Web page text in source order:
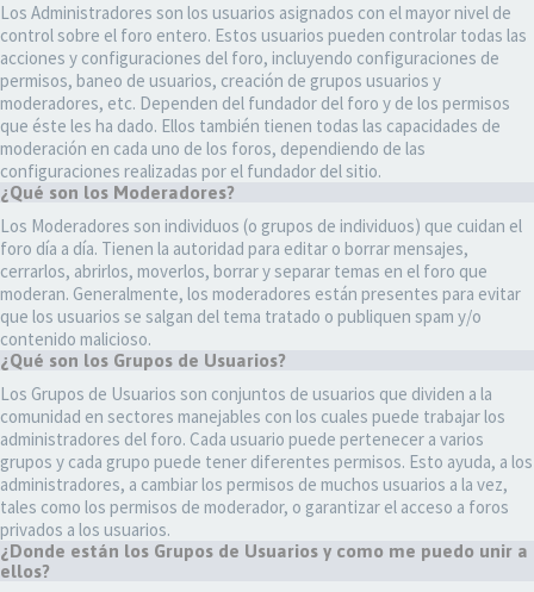
Los Administradores son los usuarios asignados con el mayor nivel de
control sobre el foro entero. Estos usuarios pueden controlar todas las
acciones y configuraciones del foro, incluyendo configuraciones de
permisos, baneo de usuarios, creación de grupos usuarios y
moderadores, etc. Dependen del fundador del foro y de los permisos
que éste les ha dado. Ellos también tienen todas las capacidades de
moderación en cada uno de los foros, dependiendo de las
configuraciones realizadas por el fundador del sitio.
¿Qué son los Moderadores?
Los Moderadores son individuos (o grupos de individuos) que cuidan el
foro día a día. Tienen la autoridad para editar o borrar mensajes,
cerrarlos, abrirlos, moverlos, borrar y separar temas en el foro que
moderan. Generalmente, los moderadores están presentes para evitar
que los usuarios se salgan del tema tratado o publiquen spam y/o
contenido malicioso.
¿Qué son los Grupos de Usuarios?
Los Grupos de Usuarios son conjuntos de usuarios que dividen a la
comunidad en sectores manejables con los cuales puede trabajar los
administradores del foro. Cada usuario puede pertenecer a varios
grupos y cada grupo puede tener diferentes permisos. Esto ayuda, a los
administradores, a cambiar los permisos de muchos usuarios a la vez,
tales como los permisos de moderador, o garantizar el acceso a foros
privados a los usuarios.
¿Donde están los Grupos de Usuarios y como me puedo unir a
ellos?